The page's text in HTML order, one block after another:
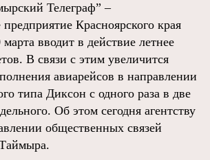
Телеграф” –
предприятие Красноярского края
вводит в действие летнее
В связи с этим увеличится
авиарейсов в направлении
типа Диксон с одного раза в две
Об этом сегодня агентству
общественных связей